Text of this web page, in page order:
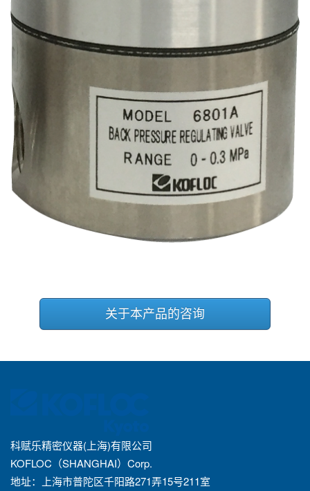
关于本产品的咨询
科赋乐精密仪器(上海)有限公司
KOFLOC（SHANGHAI）Corp.
地址：上海市普陀区千阳路271弄15号211室